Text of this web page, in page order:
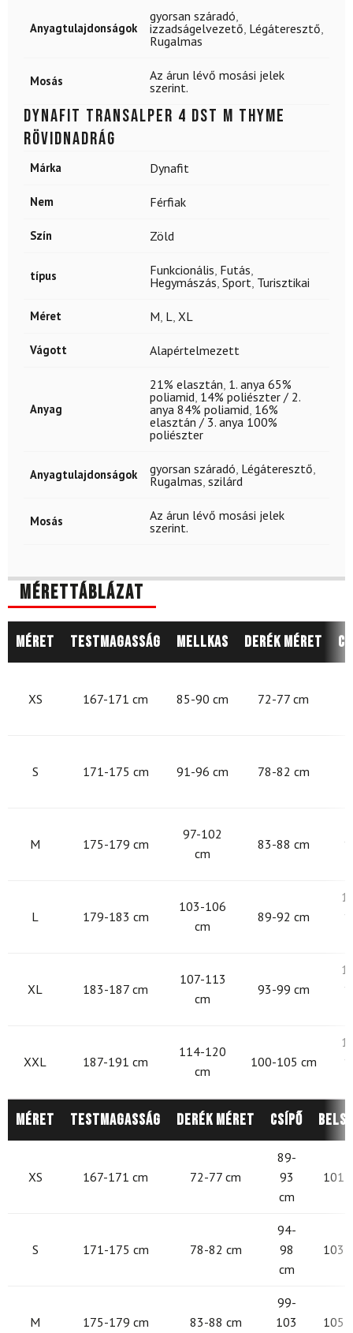
Anyagtulajdonságok
gyorsan száradó,
izzadságelvezető, Légáteresztő,
Rugalmas
Mosás
Az árun lévő mosási jelek
szerint.
DYNAFIT Transalper 4 DST M Thyme
rövidnadrág
Márka Dynafit
Nem Férfiak
Szín Zöld
típus Funkcionális, Futás,
Hegymászás, Sport, Turisztikai
Méret M, L, XL
Vágott Alapértelmezett
Anyag
21% elasztán, 1. anya 65%
poliamid, 14% poliészter / 2.
anya 84% poliamid, 16%
elasztán / 3. anya 100%
poliészter
Anyagtulajdonságok gyorsan száradó, Légáteresztő,
Rugalmas, szilárd
Mosás
Az árun lévő mosási jelek
szerint.
Mérettáblázat
Méret Testmagasság Mellkas Derék méret
XS 167-171 cm 85-90 cm 72-77 cm
S 171-175 cm 91-96 cm 78-82 cm
M 175-179 cm
97-102
cm
83-88 cm
L 179-183 cm
103-106
cm
89-92 cm
XL 183-187 cm
107-113
cm
93-99 cm
XXL 187-191 cm
114-120
cm
100-105 cm
Méret Testmagasság Derék méret Csípő
XS 167-171 cm 72-77 cm
89-
93
cm
101
S 171-175 cm 78-82 cm
94-
98
cm
103
M 175-179 cm 83-88 cm
99-
103
105